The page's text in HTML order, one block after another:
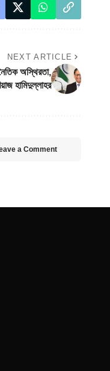
NEXT ARTICLE
অস্থিরতা,
হামিদুল্লাহর
a Comment